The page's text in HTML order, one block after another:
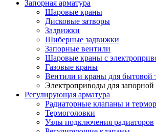
Запорная арматура
Шаровые краны
Дисковые затворы
Задвижки
Шиберные задвижки
Запорные вентили
Шаровые краны с
Газовые краны
Вентили и краны для бытовой
Электроприводы для
Регулирующая арматура
Радиаторные клапаны и
Термоголовки
Узлы подключения радиаторов